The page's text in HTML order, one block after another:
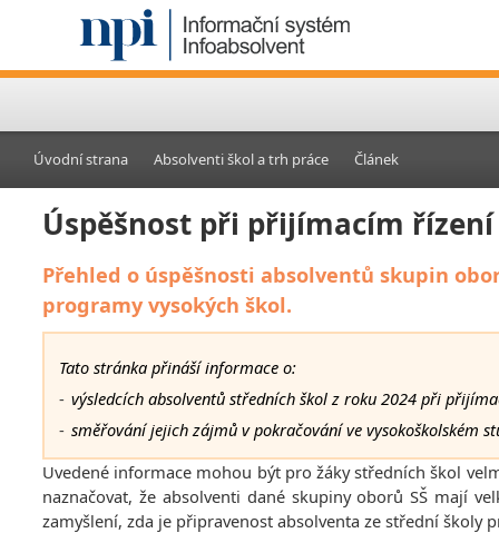
Úvodní strana Absolventi škol a trh práce Článek
Úspěšnost při přijímacím
Přehled o úspěšnosti absolventů skupin
programy vysokých škol.
Tato stránka přináší informace o:
- výsledcích absolventů středních škol z roku 2024 při
- směřování jejich zájmů v pokračování ve vysokoškolském
Uvedené informace mohou být pro žáky středních škol
naznačovat, že absolventi dané skupiny oborů SŠ mají
zamyšlení, zda je připravenost absolventa ze střední